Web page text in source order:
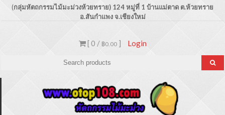
Skip(กลุ่มหัตถกรรมไม้มะม่วงห้วยทราย) 124 หมู่ที่ 1 บ้านแม่ตาด ต.ห้วยทราย
อ.สันกำแพง จ.เชียงใหม่
[ 0 / ฿0.00] Login